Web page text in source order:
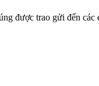
được trao gửi đến